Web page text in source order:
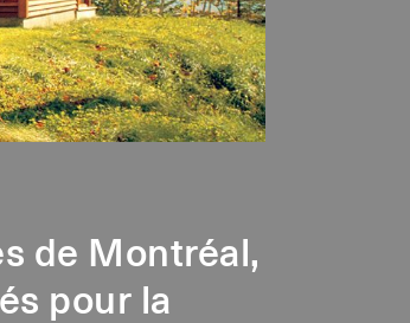
de Montréal,
pour la